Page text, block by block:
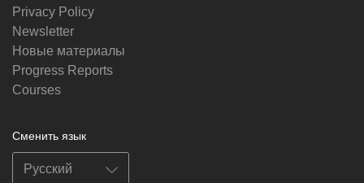
Privacy Policy
Newsletter
Новые материалы
Progress Reports
Courses
Сменить язык